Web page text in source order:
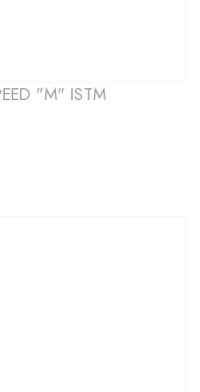
"M" ISTM